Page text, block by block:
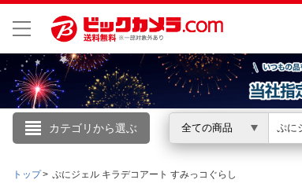
カテゴリから選ぶ 全ての商品
こんにちは
ログイン
トップ ぷにジェル キラデコアート すみっコぐらし